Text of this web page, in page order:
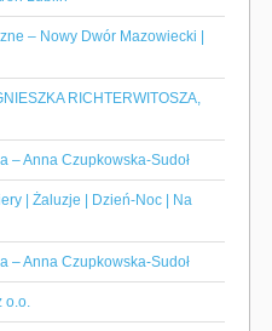
– Nowy Dwór Mazowiecki |
RICHTERWITOSZA,
– Anna Czupkowska-Sudoł
| Żaluzje | Dzień-Noc | Na
– Anna Czupkowska-Sudoł
o.o.